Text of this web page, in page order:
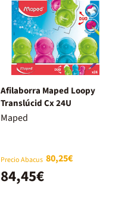
Afilaborra Maped Loopy
Translúcid Cx 24U
Maped
Precio Abacus 80,25€
84,45€